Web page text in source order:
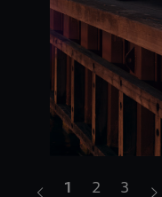
1 2 3